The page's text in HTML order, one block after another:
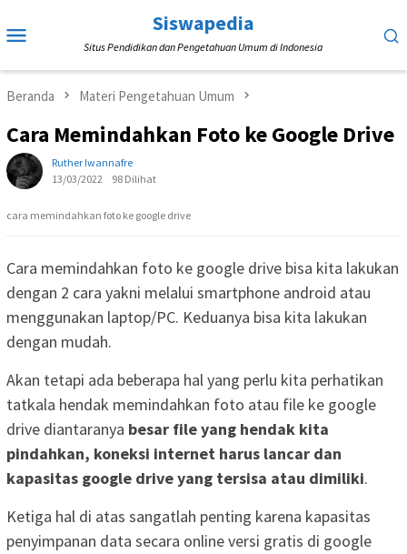
ke
Mobile
Siswapedia
Situs Pendidikan dan Pengetahuan Umum di Indonesia
Beranda Materi Pengetahuan Umum
Cara Memindahkan Foto ke Google Drive
Ruther Iwannafre
13/03/2022
98 Dilihat
cara memindahkan foto ke google drive
Cara memindahkan foto ke google drive bisa kita lakukan
dengan 2 cara yakni melalui smartphone android atau
menggunakan laptop/PC. Keduanya bisa kita lakukan
dengan mudah.
Akan tetapi ada beberapa hal yang perlu kita perhatikan
tatkala hendak memindahkan foto atau file ke google
drive diantaranya besar file yang hendak kita
pindahkan, koneksi internet harus lancar dan
kapasitas google drive yang tersisa atau dimiliki.
Ketiga hal di atas sangatlah penting karena kapasitas
penyimpanan data secara online versi gratis di google